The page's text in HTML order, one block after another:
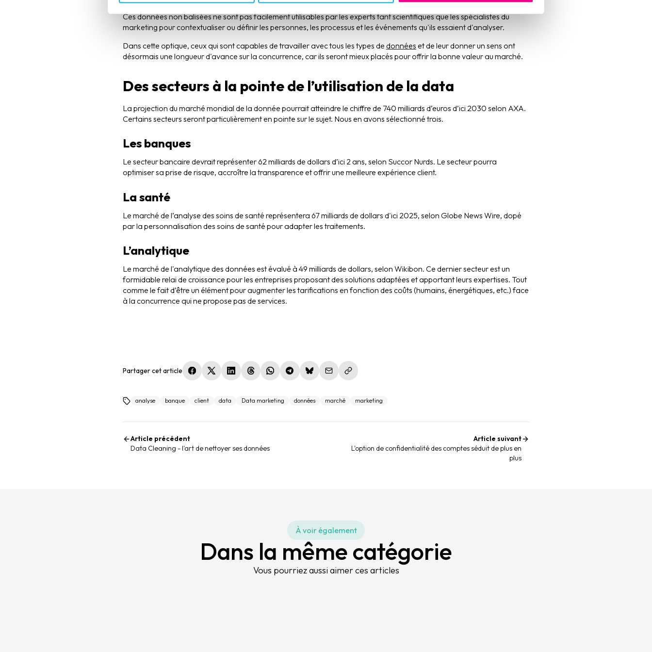
À cela s’ajoute le concept de données non balisées, qui est une vision de la donnée pire que les données non structurées.
Ces données non balisées ne sont pas facilement utilisables par les experts tant scientifiques que les spécialistes du
marketing pour contextualiser ou définir les personnes, les processus et les événements qu'ils essaient d'analyser.
Dans cette optique, ceux qui sont capables de travailler avec tous les types de données et de leur donner un sens ont
désormais une longueur d'avance sur la concurrence, car ils seront mieux placés pour offrir la bonne valeur au marché.
Des secteurs à la pointe de l’utilisation de la data
La projection du marché mondial de la donnée pourrait atteindre le chiffre de 740 milliards d’euros d’ici 2030 selon AXA.
Certains secteurs seront particulièrement en pointe sur le sujet. Nous en avons sélectionné trois.
Les banques
Le secteur bancaire devrait représenter 62 milliards de dollars d’ici 2 ans, selon Succor Nurds. Le secteur pourra
optimiser sa prise de risque, accroître la transparence et offrir une meilleure expérience client.
La santé
Le marché de l’analyse des soins de santé représentera 67 milliards de dollars d'ici 2025, selon Globe News Wire, dopé
par la personnalisation des soins de santé pour adapter les traitements.
L’analytique
Le marché de l'analytique des données est évalué à 49 milliards de dollars, selon Wikibon. Ce dernier secteur est un
formidable relai de croissance pour les entreprises proposant des solutions adaptées et apportant leurs expertises. Tout
comme le fait d’être un élément pour augmenter les tarifications en fonction des coûts (humains, énergétiques, etc.) face
à la concurrence qui ne propose pas de services.
Partager cet article (nouvelle fenêtre)
(nouvelle fenêtre)
(nouvelle fenêtre)
(nouvelle fenêtre)
(nouvelle fenêtre)
(nouvelle fenêtre)
(nouvelle fenêtre)
analyse banque client data Data marketing données marché marketing
Article précédent
Data Cleaning - l'art de nettoyer ses données
Article suivant
L'option de confidentialité des comptes séduit de plus en
plus
À voir également
Dans la même catégorie
Vous pourriez aussi aimer ces articles